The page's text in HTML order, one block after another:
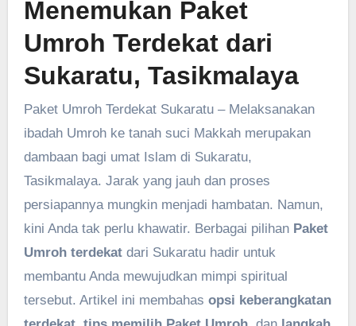
Menemukan Paket
Umroh Terdekat dari
Sukaratu, Tasikmalaya
Paket Umroh Terdekat Sukaratu – Melaksanakan
ibadah Umroh ke tanah suci Makkah merupakan
dambaan bagi umat Islam di Sukaratu,
Tasikmalaya. Jarak yang jauh dan proses
persiapannya mungkin menjadi hambatan. Namun,
kini Anda tak perlu khawatir. Berbagai pilihan Paket
Umroh terdekatdari Sukaratu hadir untuk
membantu Anda mewujudkan mimpi spiritual
tersebut. Artikel ini membahas opsi keberangkatan